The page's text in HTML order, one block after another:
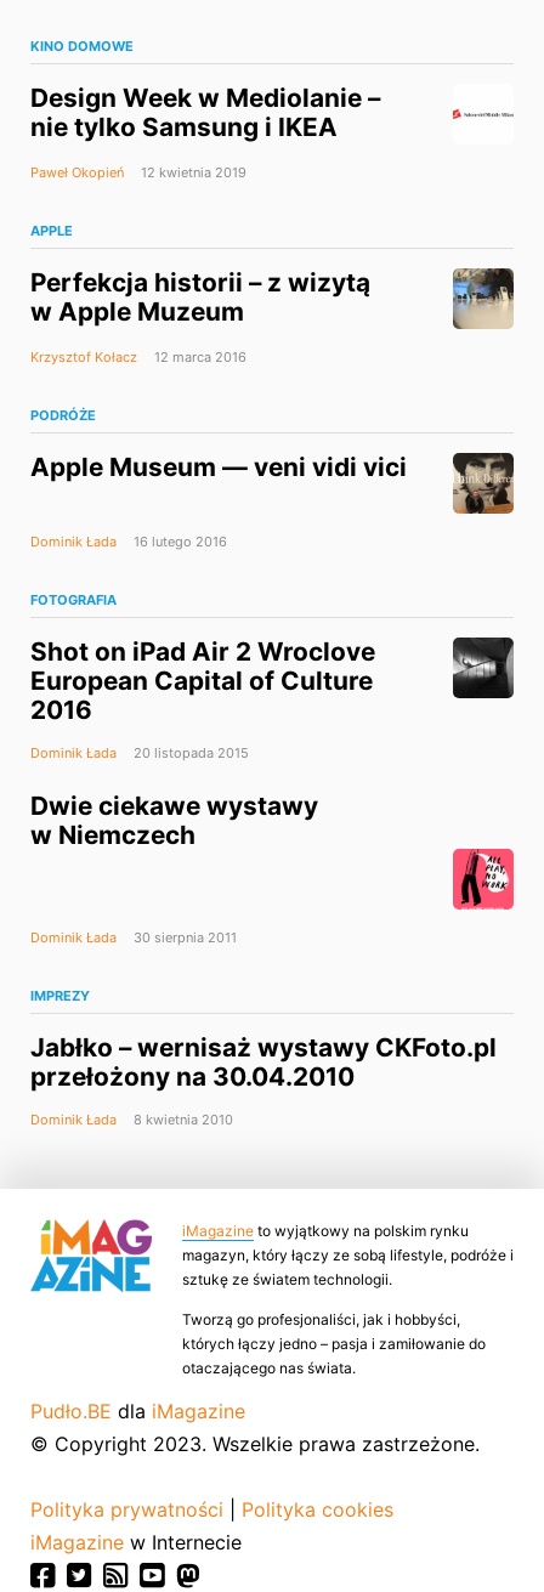
KINO DOMOWE
Design Week w Mediolanie –
nie tylko Samsung i IKEA
Paweł Okopień 12 kwietnia 2019
APPLE
Perfekcja historii – z wizytą
w Apple Muzeum
Krzysztof Kołacz 12 marca 2016
PODRÓŻE
Apple Museum — veni vidi vici
Dominik Łada 16 lutego 2016
FOTOGRAFIA
Shot on iPad Air 2 Wroclove
European Capital of Culture
2016
Dominik Łada 20 listopada 2015
Dwie ciekawe wystawy
w Niemczech
Dominik Łada 30 sierpnia 2011
IMPREZY
Jabłko – wernisaż wystawy CKFoto.pl
przełożony na 30.04.2010
Dominik Łada 8 kwietnia 2010
iMagazine to wyjątkowy na polskim rynku
magazyn, który łączy ze sobą lifestyle, podróże i
sztukę ze światem technologii.
Tworzą go profesjonaliści, jak i hobbyści,
których łączy jedno – pasja i zamiłowanie do
otaczającego nas świata.
Pudło.BE dla iMagazine
© Copyright 2023. Wszelkie prawa zastrzeżone.
Polityka prywatności
Polityka cookies
iMagazine w Internecie